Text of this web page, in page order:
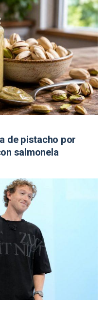
de pistacho por
salmonela